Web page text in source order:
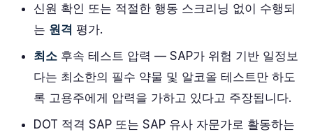
신원 확인 또는 적절한 행동 스크리닝 없이 수행되
는 원격 평가.
최소 후속 테스트 압력 — SAP가 위험 기반 일정보
다는 최소한의 필수 약물 및 알코올 테스트만 하도
록 고용주에게 압력을 가하고 있다고 주장됩니다.
DOT 적격 SAP 또는 SAP 유사 자문가로 활동하는